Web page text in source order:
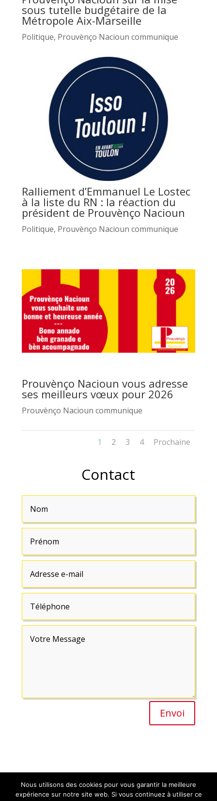
sous tutelle budgétaire de la
Métropole Aix-Marseille
Politique, Prouvènço Nacioun communique
Ralliement d’Emmanuel Le Lostec
à la liste du RN : la réaction du
président de Prouvènço Nacioun
Politique, Prouvènço Nacioun communique
Prouvènço Nacioun vous adresse
ses meilleurs vœux pour 2026
Prouvènço Nacioun communique
1 2 3 4 Prochaine
Contact
Envoi
Nous utilisons des cookies pour vous garantir la meilleure
expérience sur notre site web. Si vous continuez à utiliser ce